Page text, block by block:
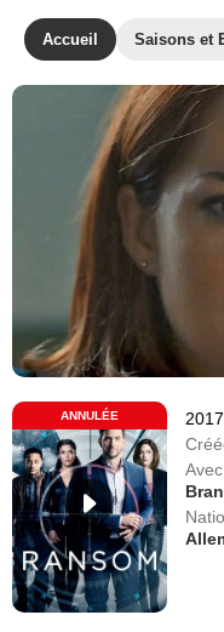
Accueil Saisons et
ANNULÉE
Avec